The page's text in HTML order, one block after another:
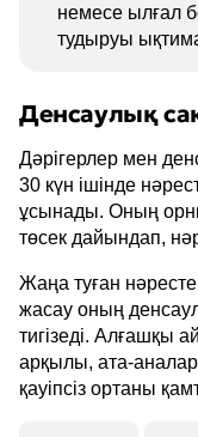
немесе ылғал
тудыруы
Денсаулық
Дәрігерлер мен
30 күн ішінде
ұсынады. Оның
төсек дайындап,
Жаңа туған
жасау оның
тигізеді. Алғашқы
арқылы, ата-аналар
қауіпсіз ортаны